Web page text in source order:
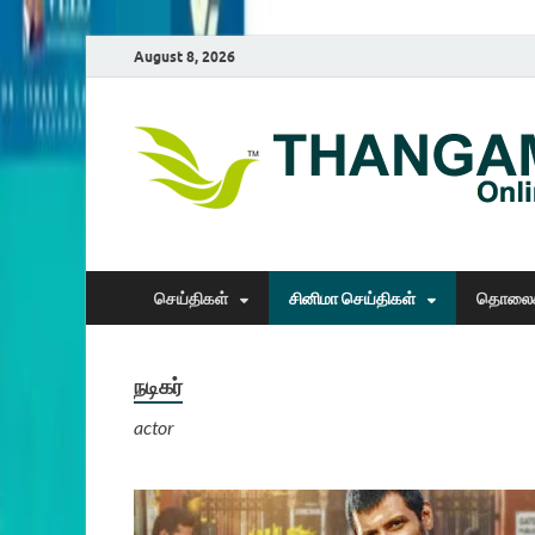
August 8, 2026
செய்திகள் சினிமா செய்திகள்
நடிகர்
actor